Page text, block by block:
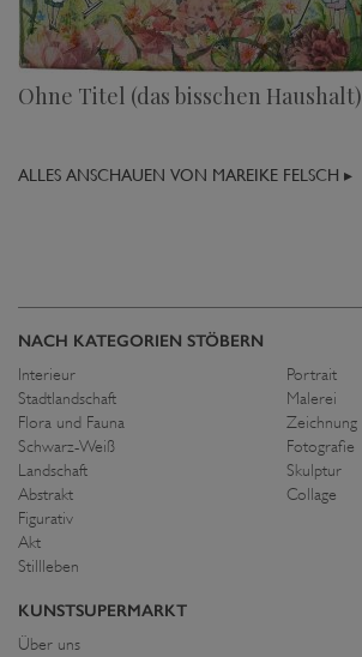
Ohne Titel (das bisschen Haushalt)
ALLES ANSCHAUEN VON MAREIKE FELSCH ▸
NACH KATEGORIEN STÖBERN
Interieur
Stadtlandschaft
Flora und Fauna
Schwarz-Weiß
Landschaft
Abstrakt
Figurativ
Akt
Stillleben
Portrait
Malerei
Zeichnung
Fotografie
Skulptur
Collage
KUNSTSUPERMARKT
Über uns